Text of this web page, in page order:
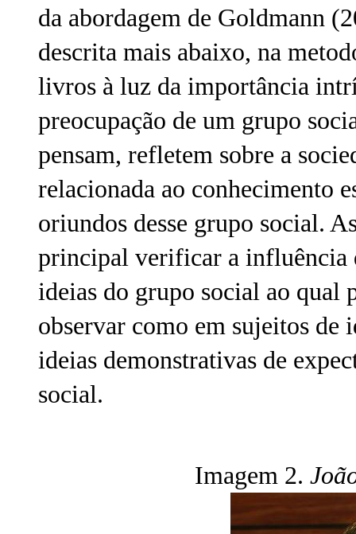
da abordagem de Goldmann
descrita mais abaixo, na
livros à luz da importância
preocupação de um grupo
pensam, refletem sobre a
relacionada ao conhecimento
oriundos desse grupo social.
principal verificar a influência
ideias do grupo social ao qual
observar como em sujeitos de
ideias demonstrativas de
social.
Imagem 2.